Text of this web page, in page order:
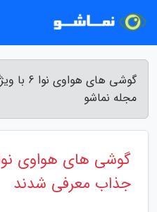
گوشی
مجله نماشو
جذاب معرفی شدند